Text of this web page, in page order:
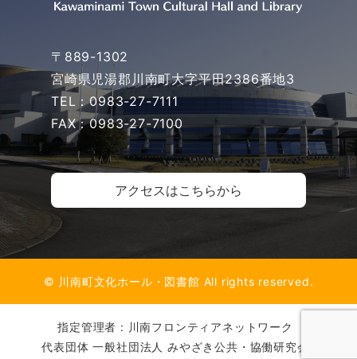
〒889-1302
宮崎県児湯郡川南町大字平田2386番地3
TEL：0983-27-7111
FAX：0983-27-7100
アクセスはこちらから
© 川南町文化ホール・図書館 All rights reserved.
指定管理者 : 川南フロンティアネットワーク
代表団体 一般社団法人 みやざき公共・協働研究会